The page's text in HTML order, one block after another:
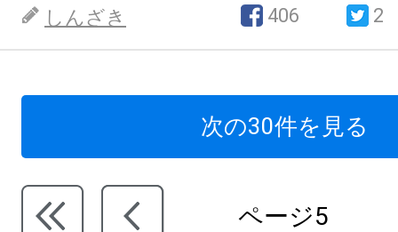
しんざき 406 2
次の30件を見る
ページ5